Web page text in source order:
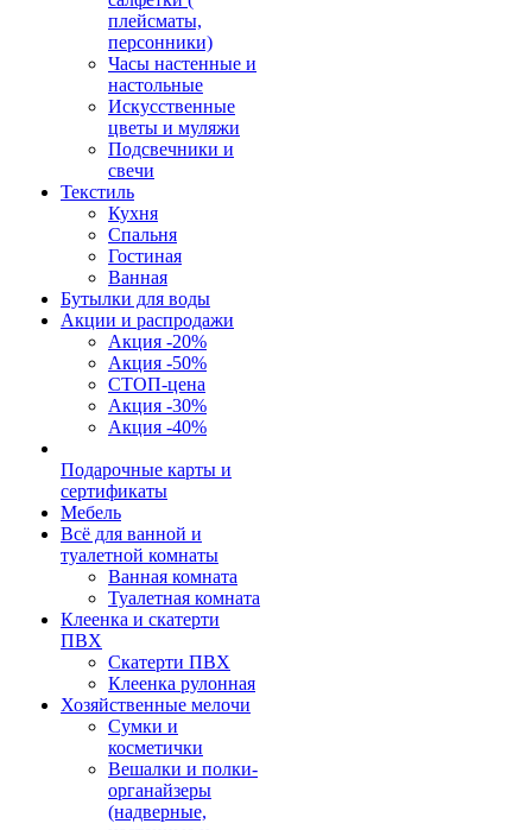
плейсматы,
персонники)
Часы настенные и
настольные
Искусственные
цветы и муляжи
Подсвечники и
свечи
Текстиль
Кухня
Спальня
Гостиная
Ванная
Бутылки для воды
Акции и распродажи
Акция -20%
Акция -50%
СТОП-цена
Акция -30%
Акция -40%
Подарочные карты и
сертификаты
Мебель
Всё для ванной и
туалетной комнаты
Ванная комната
Туалетная комната
Клеенка и скатерти
ПВХ
Скатерти ПВХ
Клеенка рулонная
Хозяйственные мелочи
Сумки и
косметички
Вешалки и полки-
органайзеры
(надверные,